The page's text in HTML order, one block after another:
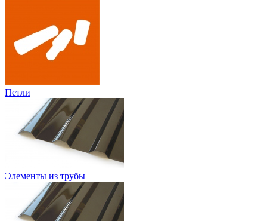
Петли
Элементы из трубы